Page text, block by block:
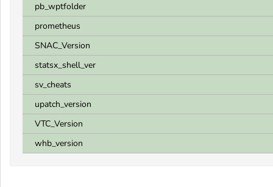
pb_wptfolder
prometheus
SNAC_Version
statsx_shell_ver
sv_cheats
upatch_version
VTC_Version
whb_version